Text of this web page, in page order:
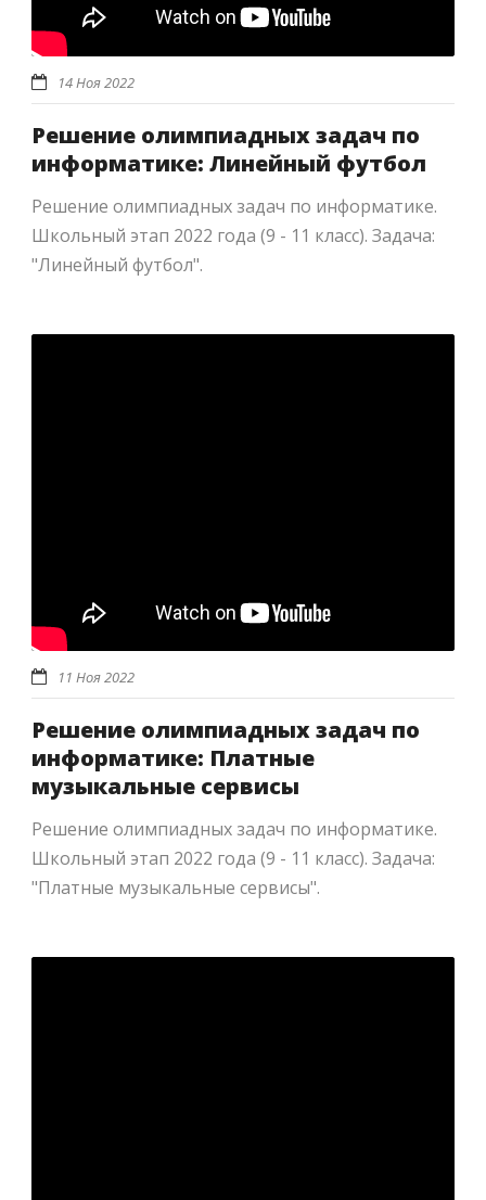
14 Ноя 2022
Решение олимпиадных задач по
информатике: Линейный футбол
Решение олимпиадных задач по информатике.
Школьный этап 2022 года (9 - 11 класс). Задача:
"Линейный футбол".
11 Ноя 2022
Решение олимпиадных задач по
информатике: Платные
музыкальные сервисы
Решение олимпиадных задач по информатике.
Школьный этап 2022 года (9 - 11 класс). Задача:
"Платные музыкальные сервисы".